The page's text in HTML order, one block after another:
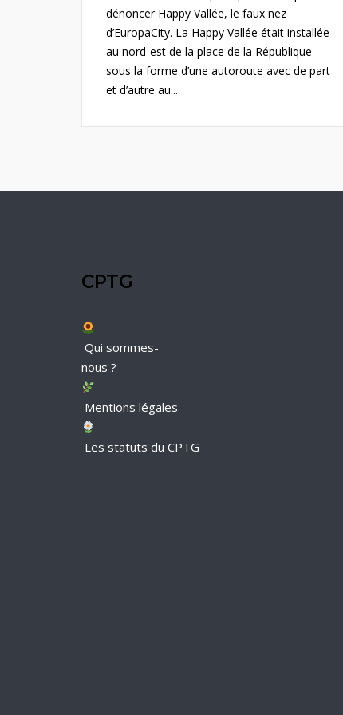
dénoncer Happy Vallée, le faux nez
d’EuropaCity. La Happy Vallée était installée
au nord-est de la place de la République
sous la forme d’une autoroute avec de part
et d’autre au...
CPTG
Qui sommes-
nous ?
Mentions légales
Les statuts du CPTG